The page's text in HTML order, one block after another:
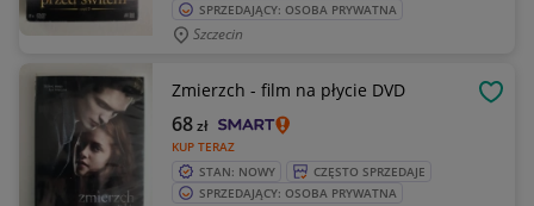
SPRZEDAJĄCY: OSOBA PRYWATNA
Szczecin
Zmierzch - film na płycie DVD
KUP TERAZ
68zł
STAN: NOWY
CZĘSTO SPRZEDAJE
SPRZEDAJĄCY: OSOBA PRYWATNA